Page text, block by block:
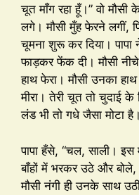
चूत माँग रहा हूँ।” वो
लगे। मौसी मुँह फेरने लगीं,
चूमना शुरू कर दिया।
फाड़कर फेंक दी। मौसी
हाथ फेरा। मौसी उनका
मीरा। तेरी चूत तो चुदाई के
लंड भी तो गधे जैसा मोटा
पापा हँसे, “चल, साली। इस
बाँहों में भरकर उठे और
मौसी नंगी ही उनके साथ